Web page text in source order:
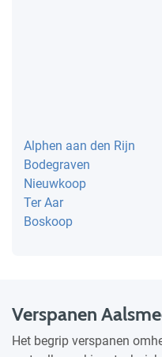
Alphen aan den Rijn
Bodegraven
Nieuwkoop
Ter Aar
Boskoop
Verspanen
Het begrip verspanen